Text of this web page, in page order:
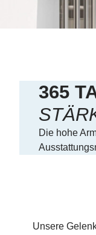
365
Die hohe
Unsere